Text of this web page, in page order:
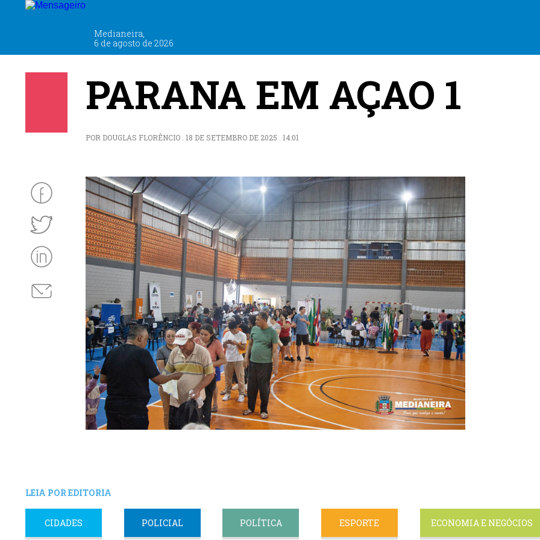
Medianeira,
6 de agosto de 2026
PARANA EM AÇAO 1
POR DOUGLAS FLORÊNCIO . 18 DE SETEMBRO DE 2025 . 14:01
LEIA POR EDITORIA
CIDADES POLICIAL POLÍTICA ESPORTE ECONOMIA E NEGÓCIOS